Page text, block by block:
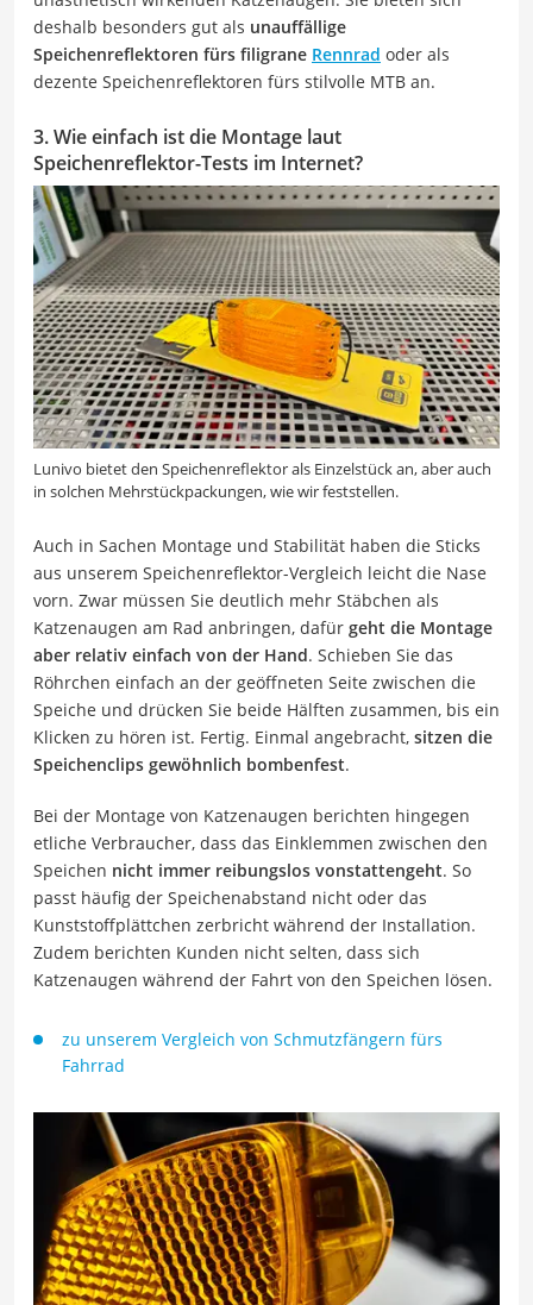
deshalb besonders gut als unauffällige
Speichenreflektoren fürs filigrane Rennrad oder als
dezente Speichenreflektoren fürs stilvolle MTB an.
3. Wie einfach ist die Montage laut
Speichenreflektor-Tests im Internet?
Lunivo bietet den Speichenreflektor als Einzelstück an, aber auch
in solchen Mehrstückpackungen, wie wir feststellen.
Auch in Sachen Montage und Stabilität haben die Sticks
aus unserem Speichenreflektor-Vergleich leicht die Nase
vorn. Zwar müssen Sie deutlich mehr Stäbchen als
Katzenaugen am Rad anbringen, dafür geht die Montage
aber relativ einfach von der Hand. Schieben Sie das
Röhrchen einfach an der geöffneten Seite zwischen die
Speiche und drücken Sie beide Hälften zusammen, bis ein
Klicken zu hören ist. Fertig. Einmal angebracht, sitzen die
Speichenclips gewöhnlich bombenfest.
Bei der Montage von Katzenaugen berichten hingegen
etliche Verbraucher, dass das Einklemmen zwischen den
Speichen nicht immer reibungslos vonstattengeht. So
passt häufig der Speichenabstand nicht oder das
Kunststoffplättchen zerbricht während der Installation.
Zudem berichten Kunden nicht selten, dass sich
Katzenaugen während der Fahrt von den Speichen lösen.
zu unserem Vergleich von Schmutzfängern fürs
Fahrrad